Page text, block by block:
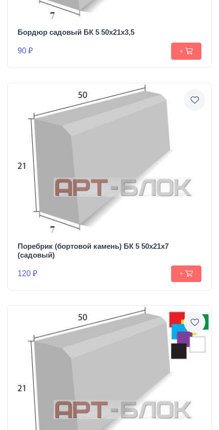
Бордюр садовый БК 5 50х21х3,5
90 ₽ +
Поребрик (бортовой камень) БК 5 50х21х7
(садовый)
120 ₽ +